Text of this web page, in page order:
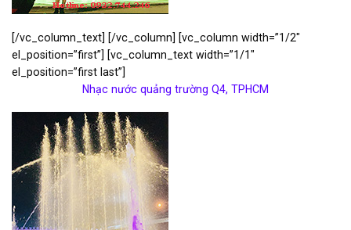
[/vc_column_text] [/vc_column] [vc_column width=”1/2″
el_position=”first”] [vc_column_text width=”1/1″
el_position=”first last”]
Nhạc nước quảng trường Q4, TPHCM